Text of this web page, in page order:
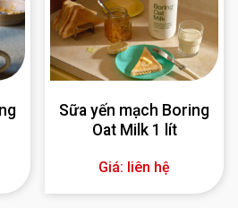
Sữa yến mạch Boring
Oat Milk 1 lít
Giá: liên hệ